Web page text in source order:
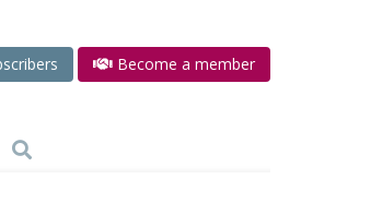
Become a member